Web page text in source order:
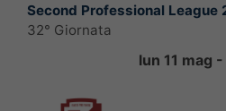
Second Professional
32° Giornata
lun 11 mag